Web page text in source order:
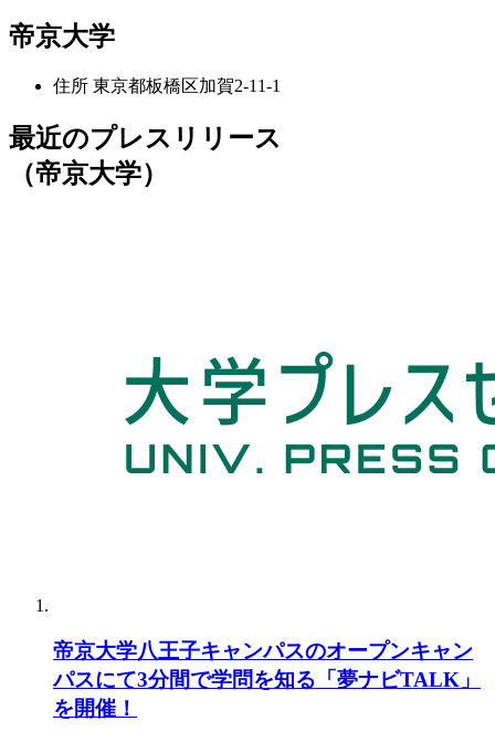
帝京大学
住所 東京都板橋区加賀2-11-1
最近のプレスリリース
（帝京大学）
帝京大学八王子キャンパスのオープンキャン
パスにて3分間で学問を知る「夢ナビTALK」
を開催！